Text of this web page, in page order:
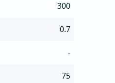
300
0.7
-
75